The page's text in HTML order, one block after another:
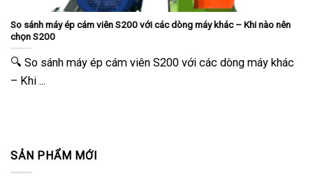
SẢN PHẨM MỚI
So sánh máy ép cám viên S200 với các dòng máy khác – Khi nào nên
chọn S200
🔍 So sánh máy ép cám viên S200 với các dòng máy khác
– Khi ...